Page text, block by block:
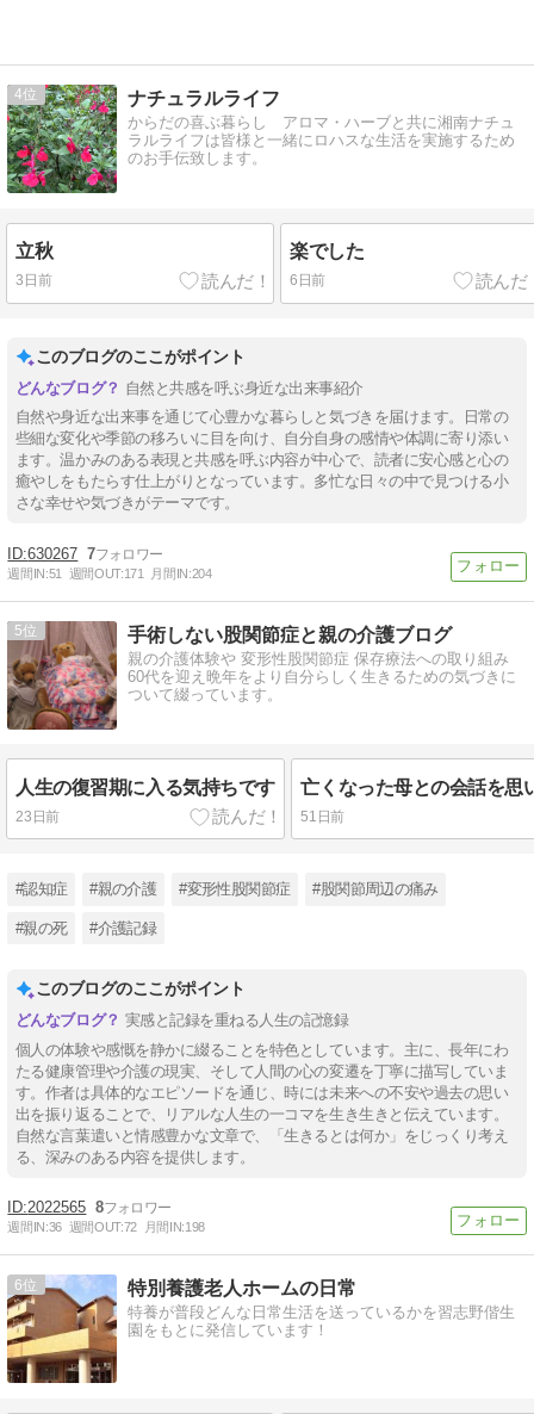
4 ナチュラルライフ
からだの喜ぶ暮らし アロマ・ハーブと共に湘南ナチュ
ラルライフは皆様と一緒にロハスな生活を実施するため
のお手伝致します。
立秋
3日前
楽でした
6日前
このブログのここがポイント
自然と共感を呼ぶ身近な出来事紹介
自然や身近な出来事を通じて心豊かな暮らしと気づきを届けます。日常の
些細な変化や季節の移ろいに目を向け、自分自身の感情や体調に寄り添い
ます。温かみのある表現と共感を呼ぶ内容が中心で、読者に安心感と心の
癒やしをもたらす仕上がりとなっています。多忙な日々の中で見つける小
さな幸せや気づきがテーマです。
630267 7
週間IN:51 週間OUT:171 月間IN:204
5 手術しない股関節症と親の介護ブログ
親の介護体験や 変形性股関節症 保存療法への取り組み
60代を迎え晩年をより自分らしく生きるための気づきに
ついて綴っています。
人生の復習期に入る気持ちです
23日前
亡くなった母との会話を思
51日前
#認知症 #親の介護 #変形性股関節症 #股関節周辺の痛み
#親の死 #介護記録
このブログのここがポイント
実感と記録を重ねる人生の記憶録
個人の体験や感慨を静かに綴ることを特色としています。主に、長年にわ
たる健康管理や介護の現実、そして人間の心の変遷を丁寧に描写していま
す。作者は具体的なエピソードを通じ、時には未来への不安や過去の思い
出を振り返ることで、リアルな人生の一コマを生き生きと伝えています。
自然な言葉遣いと情感豊かな文章で、「生きるとは何か」をじっくり考え
る、深みのある内容を提供します。
2022565 8
週間IN:36 週間OUT:72 月間IN:198
6 特別養護老人ホームの日常
特養が普段どんな日常生活を送っているかを習志野偕生
園をもとに発信しています！